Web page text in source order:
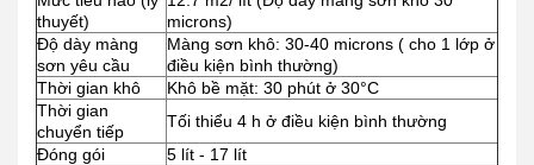
thuyết)
microns)
Độ dày màng
sơn yêu cầu
Màng sơn khô: 30-40 microns ( cho 1 lớp ở
điều kiện bình thường)
Thời gian khô
Khô bề mặt: 30 phút ở 30°C
Thời gian
chuyển tiếp
Tối thiểu 4 h ở điều kiện bình thường
Đóng gói
5 lít - 17 lít